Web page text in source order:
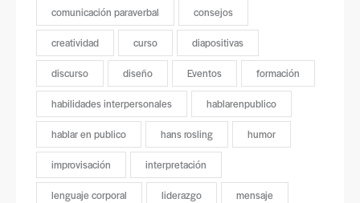
comunicación paraverbal consejos
creatividad curso diapositivas
discurso diseño Eventos formación
habilidades interpersonales hablarenpublico
hablar en publico hans rosling humor
improvisación interpretación
lenguaje corporal liderazgo mensaje